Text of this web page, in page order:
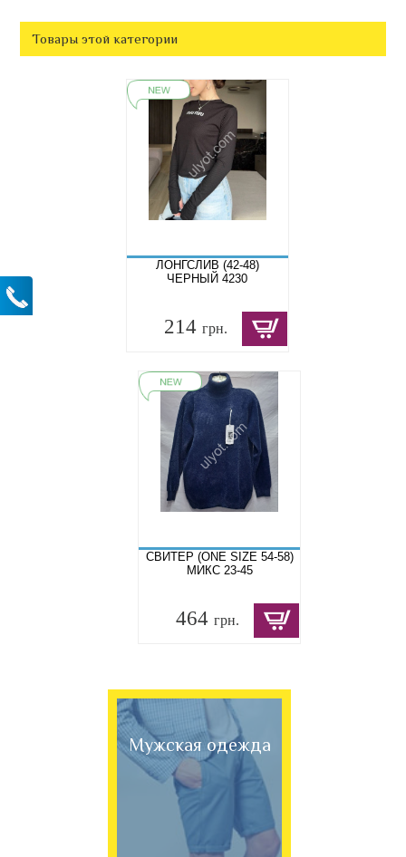
Товары этой категории
ЛОНГСЛИВ (42-48)
ЧЕРНЫЙ 4230
214 грн.
СВИТЕР (ONE SIZE 54-58)
МИКС 23-45
464 грн.
Мужская одежда